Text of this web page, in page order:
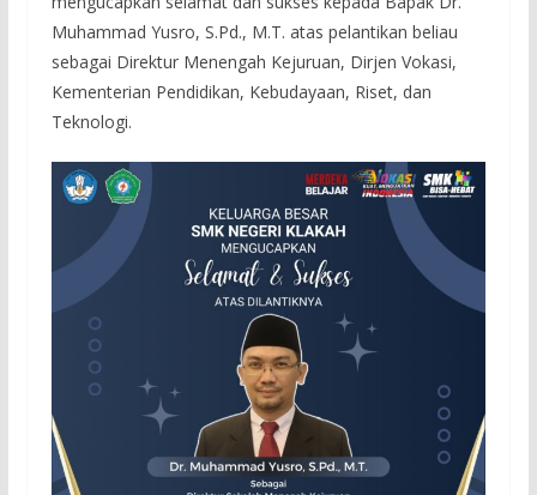
Muhammad Yusro, S.Pd., M.T. atas pelantikan beliau
sebagai Direktur Menengah Kejuruan, Dirjen Vokasi,
Kementerian Pendidikan, Kebudayaan, Riset, dan
Teknologi.